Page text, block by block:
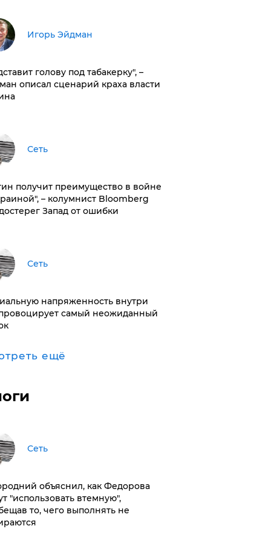
Игорь Эйдман
голову под табакерку", –
описал сценарий краха власти
Сеть
получит преимущество в войне
– колумнист Bloomberg
Запад от ошибки
Сеть
напряженность внутри
самый неожиданный
ещё
Сеть
объяснил, как Федорова
"использовать втемную",
то, чего выполнять не